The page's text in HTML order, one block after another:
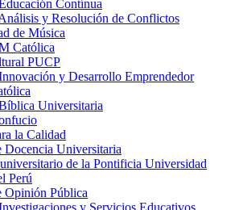
Contínua
y Resolución de Conflictos
de Música
Católica
PUCP
y Desarrollo Emprendedor
Universitaria
la Calidad
Docencia Universitaria
de la Pontificia Universidad
Perú
Opinión Pública
y Servicios Educativos